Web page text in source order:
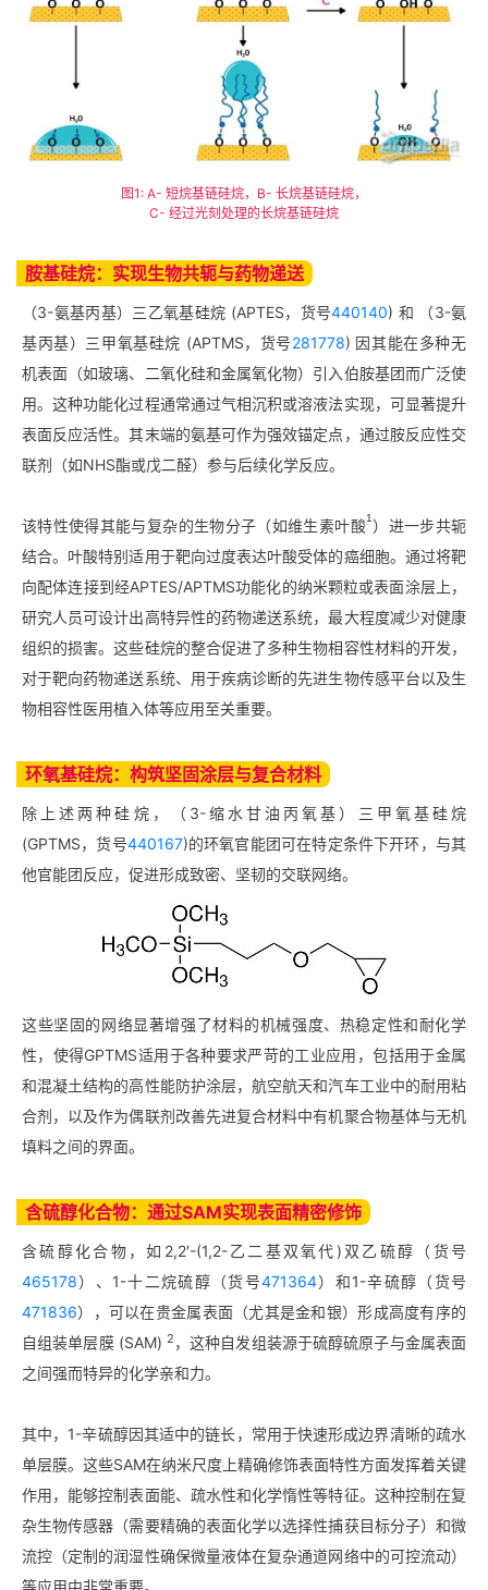
图1: A- 短烷基链硅烷，B- 长烷基链硅烷，
C- 经过光刻处理的长烷基链硅烷
胺基硅烷：实现生物共轭与药物递送
（3-氨基丙基）三乙氧基硅烷 (APTES，货号440140) 和 （3-氨
基丙基）三甲氧基硅烷 (APTMS，货号281778) 因其能在多种无
机表面（如玻璃、二氧化硅和金属氧化物）引入伯胺基团而广泛使
用。这种功能化过程通常通过气相沉积或溶液法实现，可显著提升
表面反应活性。其末端的氨基可作为强效锚定点，通过胺反应性交
联剂（如NHS酯或戊二醛）参与后续化学反应。
该特性使得其能与复杂的生物分子（如维生素叶酸1 ）进一步共轭
结合。叶酸特别适用于靶向过度表达叶酸受体的癌细胞。通过将靶
向配体连接到经APTES/APTMS功能化的纳米颗粒或表面涂层上，
研究人员可设计出高特异性的药物递送系统，最大程度减少对健康
组织的损害。这些硅烷的整合促进了多种生物相容性材料的开发，
对于靶向药物递送系统、用于疾病诊断的先进生物传感平台以及生
物相容性医用植入体等应用至关重要。
环氧基硅烷：构筑坚固涂层与复合材料
除上述两种硅烷，（3-缩水甘油丙氧基）三甲氧基硅烷
(GPTMS，货号440167)的环氧官能团可在特定条件下开环，与其
他官能团反应，促进形成致密、坚韧的交联网络。
这些坚固的网络显著增强了材料的机械强度、热稳定性和耐化学
性，使得GPTMS适用于各种要求严苛的工业应用，包括用于金属
和混凝土结构的高性能防护涂层，航空航天和汽车工业中的耐用粘
合剂，以及作为偶联剂改善先进复合材料中有机聚合物基体与无机
填料之间的界面。
含硫醇化合物：通过SAM实现表面精密修饰
含硫醇化合物，如2,2′-(1,2-乙二基双氧代)双乙硫醇（货号
465178）、1-十二烷硫醇（货号471364）和1-辛硫醇（货号
471836），可以在贵金属表面（尤其是金和银）形成高度有序的
自组装单层膜 (SAM) 2 ，这种自发组装源于硫醇硫原子与金属表面
之间强而特异的化学亲和力。
其中，1-辛硫醇因其适中的链长，常用于快速形成边界清晰的疏水
单层膜。这些SAM在纳米尺度上精确修饰表面特性方面发挥着关键
作用，能够控制表面能、疏水性和化学惰性等特征。这种控制在复
杂生物传感器（需要精确的表面化学以选择性捕获目标分子）和微
流控（定制的润湿性确保微量液体在复杂通道网络中的可控流动）